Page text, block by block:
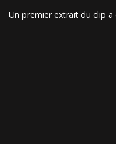
Un premier extrait du clip a